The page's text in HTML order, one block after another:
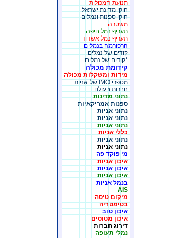
תנועת המכולות
חוקי מדינת ישראל
חוקי ספנות ונמלים
משטרה
תעריף נמל חיפה
תעריף נמל אשדוד
הרפורמה בנמלים
קודים של נמלים
*קודים של נמלים
קידומת מכולה
מידות ומשקלות מכולה
מספרי IMO של אניות
חברות בעולם
נתוני מדינות
ספנות אמריקאיות
נתוני אניות
נתוני אניות
נתוני אניות
כללי אניות
נתוני אניות
נתוני אניות
מי פוקד פה
איכון אניות
איכון אניות
איכון אניות
בנמל אניות
AIS
מיקום טיסה
בטימטריה
איכון טוב
איכון מטוסים
דירוג חברות
נמלי תעופה